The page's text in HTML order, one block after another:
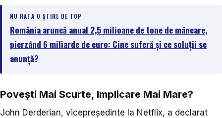
NU RATA O ȘTIRE DE TOP
România aruncă anual 2,5 milioane de tone de mâncare,
pierzând 6 miliarde de euro: Cine suferă și ce soluții se
anunță?
Povești Mai Scurte, Implicare Mai Mare?
John Derderian, vicepreședinte la Netflix, a declarat